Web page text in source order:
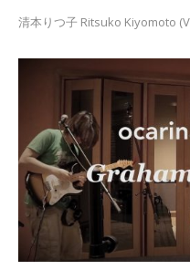
清本りつ子 Ritsuko Kiyomoto